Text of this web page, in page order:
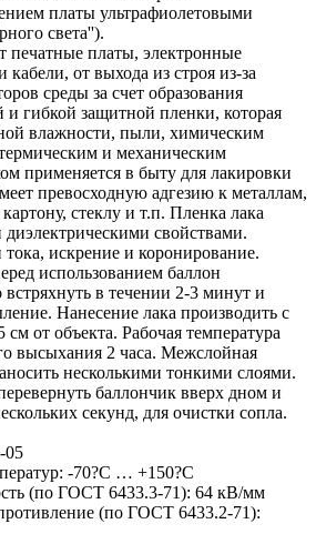
платы ультрафиолетовыми
cвета'').
печатные платы, электронные
от выхода из строя из-за
среды за счет образования
и гибкой защитной пленки, которая
влажности, пыли, химическим
и механическим
применяется в быту для лакировки
превосходную адгезию к металлам,
стеклу и т.п. Пленка лака
свойствами.
искрение и коронирование.
использованием баллон
в течении 2-3 минут и
Нанесение лака производить с
см от объекта. Рабочая температура
высыхания 2 часа. Межслойная
несколькими тонкими слоями.
баллончик вверх дном и
секунд, для очистки сопла.
05
-70?С … +150?С
(по ГОСТ 6433.3-71): 64 кВ/мм
(по ГОСТ 6433.2-71):